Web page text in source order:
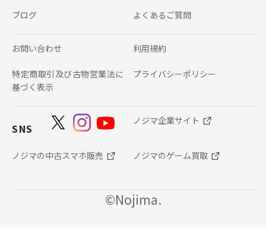
ブログ よくあるご質問
お問い合わせ 利用規約
特定商取引及び古物営業法に
基づく表示
プライバシーポリシー
SNS
ノジマ企業サイト
ノジマの中古スマホ販売 ノジマのゲーム買取
©Nojima.